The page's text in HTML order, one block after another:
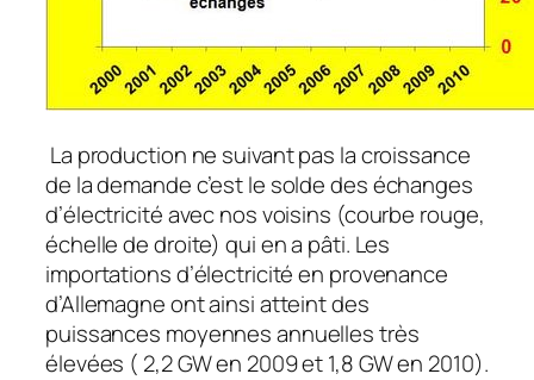
La production ne suivant pas la croissance
de la demande c’est le solde des échanges
d’électricité avec nos voisins (courbe rouge,
échelle de droite) qui en a pâti. Les
importations d’électricité en provenance
d’Allemagne ont ainsi atteint des
puissances moyennes annuelles très
élevées ( 2,2 GW en 2009 et 1,8 GW en 2010).